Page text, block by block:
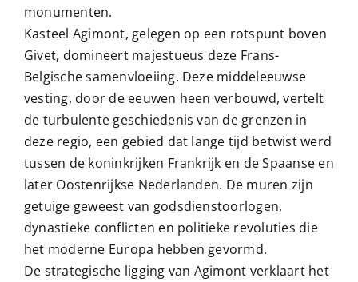
monumenten.
Kasteel Agimont, gelegen op een rotspunt boven
Givet, domineert majestueus deze Frans-
Belgische samenvloeiing. Deze middeleeuwse
vesting, door de eeuwen heen verbouwd, vertelt
de turbulente geschiedenis van de grenzen in
deze regio, een gebied dat lange tijd betwist werd
tussen de koninkrijken Frankrijk en de Spaanse en
later Oostenrijkse Nederlanden. De muren zijn
getuige geweest van godsdienstoorlogen,
dynastieke conflicten en politieke revoluties die
het moderne Europa hebben gevormd.
De strategische ligging van Agimont verklaart het